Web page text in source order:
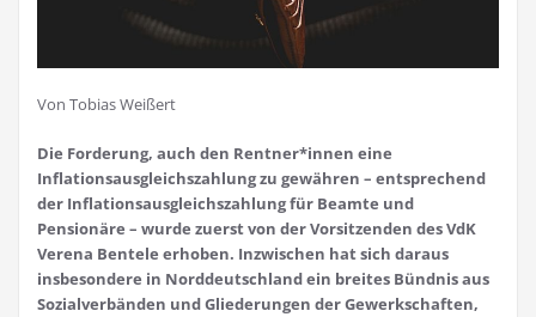
Von Tobias Weißert
Die Forderung, auch den Rentner*innen eine
Inflationsausgleichszahlung zu gewähren – entsprechend
der Inflationsausgleichszahlung für Beamte und
Pensionäre – wurde zuerst von der Vorsitzenden des VdK
Verena Bentele erhoben. Inzwischen hat sich daraus
insbesondere in Norddeutschland ein breites Bündnis aus
Sozialverbänden und Gliederungen der Gewerkschaften,